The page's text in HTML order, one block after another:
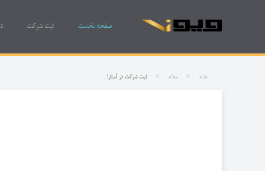
صفحه نخست ثبت شرکت
خانه مقاله ثبت شرکت در آستارا